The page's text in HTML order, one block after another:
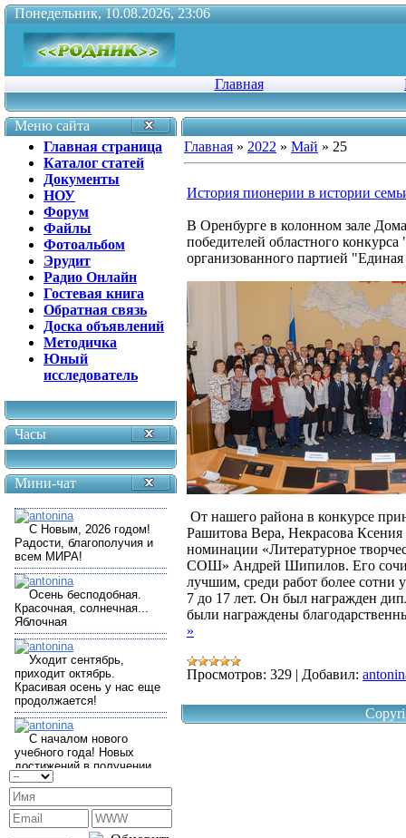
Понедельник, 10.08.2026, 23:06
Главная
Меню сайта
Главная страница
Каталог статей
Документы
НОУ
Форум
Файлы
Фотоальбом
Эрудит
Радио Онлайн
Гостевая книга
Обратная связь
Доска объявлений
Методичка
Юный
исследователь
Часы
Мини-чат
Главная » 2022 » Май » 25
История пионерии в истории
В Оренбурге в колонном зале
победителей областного
организованного партией
От нашего района в конкурсе
Рашитова Вера, Некрасова
номинации «Литературное
СОШ» Андрей Шипилов. Его
лучшим, среди работ более сотни
7 до 17 лет. Он был награжден
были награждены
»
Просмотров: 329 | Добавил: